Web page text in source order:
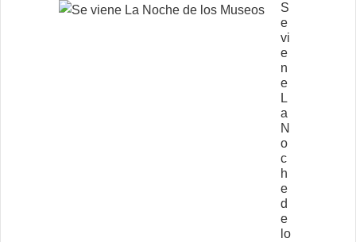
S
e
vi
e
n
e
L
a
N
o
c
h
e
d
e
lo